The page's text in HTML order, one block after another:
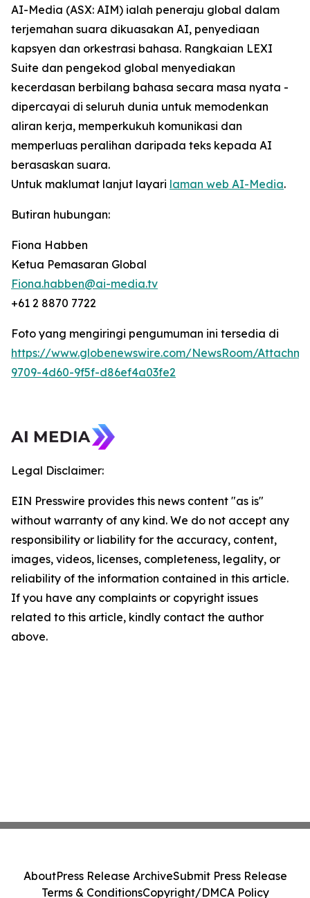
AI-Media (ASX: AIM) ialah peneraju global dalam
terjemahan suara dikuasakan AI, penyediaan
kapsyen dan orkestrasi bahasa. Rangkaian LEXI
Suite dan pengekod global menyediakan
kecerdasan berbilang bahasa secara masa nyata -
dipercayai di seluruh dunia untuk memodenkan
aliran kerja, memperkukuh komunikasi dan
memperluas peralihan daripada teks kepada AI
berasaskan suara.
Untuk maklumat lanjut layari laman web AI-Media.
Butiran hubungan:
Fiona Habben
Ketua Pemasaran Global
Fiona.habben@ai-media.tv
+61 2 8870 7722
Foto yang mengiringi pengumuman ini tersedia di
https://www.globenewswire.com/NewsRoom/
9709-4d60-9f5f-d86ef4a03fe2
Legal Disclaimer:
EIN Presswire provides this news content "as is"
without warranty of any kind. We do not accept any
responsibility or liability for the accuracy, content,
images, videos, licenses, completeness, legality, or
reliability of the information contained in this article.
If you have any complaints or copyright issues
related to this article, kindly contact the author
above.
AboutPress Release ArchiveSubmit Press Release
Terms & ConditionsCopyright/DMCA Policy